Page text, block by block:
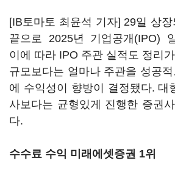
[IB토마토 최윤석 기자] 29일 상
끝으로 2025년 기업공개(IPO)
이에 따라 IPO 주관 실적도 정리
규모보다는 얼마나 주관을 성공
에 수익성이 향방이 결정됐다. 대
사보다는 균형있게 진행한 증권
다.
수수료 수익 미래에셋증권 1위